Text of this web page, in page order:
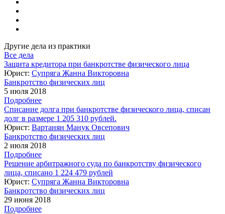
Другие дела из практики
Все дела
Защита кредитора при банкротстве физического лица
Юрист: Супряга Жанна Викторовна
Банкротство физических лиц
5 июля 2018
Подробнее
Списание долга при банкротстве физического лица, списан
долг в размере 1 205 310 рублей.
Юрист: Вартанян Манук Овсепович
Банкротство физических лиц
2 июля 2018
Подробнее
Решение арбитражного суда по банкротству физического
лица, списано 1 224 479 рублей
Юрист: Супряга Жанна Викторовна
Банкротство физических лиц
29 июня 2018
Подробнее